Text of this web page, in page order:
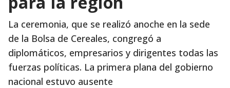
La ceremonia, que se realizó anoche en la sede
de la Bolsa de Cereales, congregó a
diplomáticos, empresarios y dirigentes todas las
fuerzas políticas. La primera plana del gobierno
nacional estuvo ausente